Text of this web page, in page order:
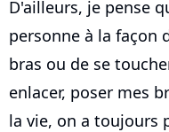
D'ailleurs, je pense
personne à la façon
bras ou de se
enlacer, poser mes
la vie, on a toujours